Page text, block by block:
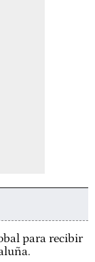
para recibir